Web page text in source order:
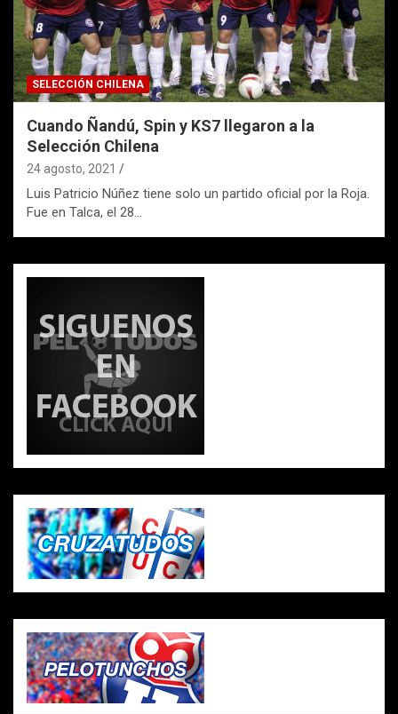
SELECCIÓN CHILENA
Cuando Ñandú, Spin y KS7 llegaron a la
Selección Chilena
24 agosto, 2021
Luis Patricio Núñez tiene solo un partido oficial por la Roja.
Fue en Talca, el 28…